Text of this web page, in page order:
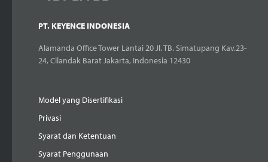
PT. KEYENCE INDONESIA
Alamanda Office Tower Lantai 20 Jl. TB. Simatupang Kav.23-
24, Cilandak Barat Jakarta, Indonesia 12430
Model yang Disertifikasi
Privasi
Syarat dan Ketentuan
Syarat Penggunaan